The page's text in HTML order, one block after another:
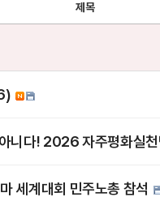
제목
니다! 2026 자주평화실
세계대회 민주노총 참석